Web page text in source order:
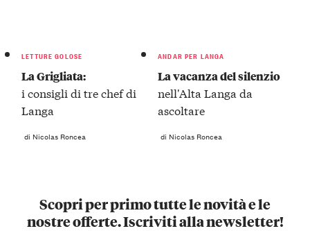
LETTURE GOLOSE
La Grigliata:
i consigli di tre chef di
Langa
di Nicolas Roncea
ANDAR PER LANGA
La vacanza del silenzio
nell'Alta Langa da
ascoltare
di Nicolas Roncea
Scopri per primo tutte le novità e le
nostre offerte. Iscriviti alla newsletter!